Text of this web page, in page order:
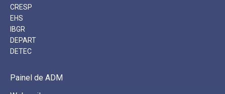
CRESP
EHS
IBGR
DEPART
DETEC
Painel de ADM